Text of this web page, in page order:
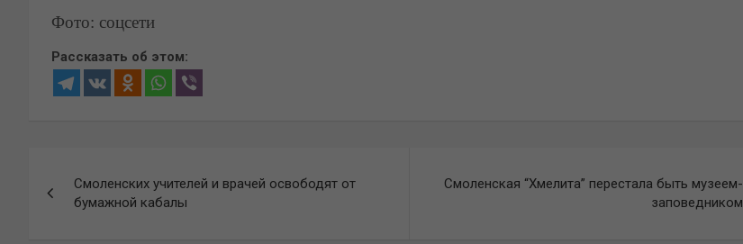
Фото: соцсети
Рассказать об этом:
по
Смоленских учителей и врачей освободят от
бумажной кабалы
Смоленская “Хмелита” перестала быть музеем-
заповедником